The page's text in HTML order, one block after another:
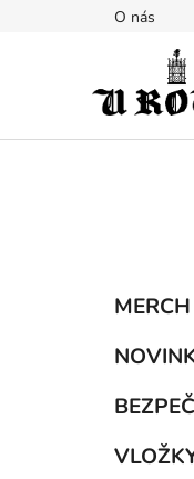
O nás
Přeskočit
kategorie
MERCH